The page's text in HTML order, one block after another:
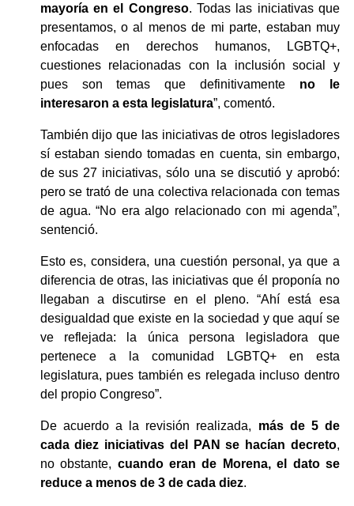
mayoría en el Congreso. Todas las iniciativas que
presentamos, o al menos de mi parte, estaban muy
enfocadas en derechos humanos, LGBTQ+,
cuestiones relacionadas con la inclusión social y
pues son temas que definitivamente no le
interesaron a esta legislatura”, comentó.
También dijo que las iniciativas de otros legisladores
sí estaban siendo tomadas en cuenta, sin embargo,
de sus 27 iniciativas, sólo una se discutió y aprobó:
pero se trató de una colectiva relacionada con temas
de agua. “No era algo relacionado con mi agenda”,
sentenció.
Esto es, considera, una cuestión personal, ya que a
diferencia de otras, las iniciativas que él proponía no
llegaban a discutirse en el pleno. “Ahí está esa
desigualdad que existe en la sociedad y que aquí se
ve reflejada: la única persona legisladora que
pertenece a la comunidad LGBTQ+ en esta
legislatura, pues también es relegada incluso dentro
del propio Congreso”.
De acuerdo a la revisión realizada, más de 5 de
cada diez iniciativas del PAN se hacían decreto,
no obstante, cuando eran de Morena, el dato se
reduce a menos de 3 de cada diez.